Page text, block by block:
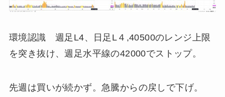
環境認識 週足L4、日足L４,40500のレンジ上限
を突き抜け、週足水平線の42000でストップ。
先週は買いが続かず。急騰からの戻しで下げ。